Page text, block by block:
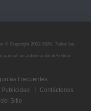
© Copyright 2002-2026. Todos los
parcial sin autorización del editor.
Frecuentes
Publicidad
Contáctenos
Sitio